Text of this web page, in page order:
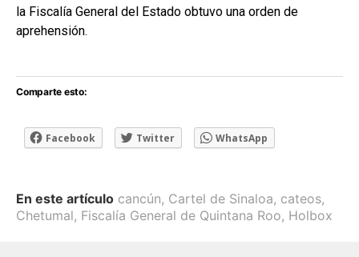
la Fiscalía General del Estado obtuvo una orden de
aprehensión.
Comparte esto:
Facebook Twitter WhatsApp
En este artículo cancún, Cartel de Sinaloa, cateos,
Chetumal, Fiscalía General de Quintana Roo, Holbox